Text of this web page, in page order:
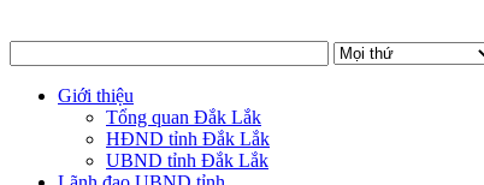
Giới thiệu
Tổng quan Đắk Lắk
HĐND tỉnh Đắk Lắk
UBND tỉnh Đắk Lắk